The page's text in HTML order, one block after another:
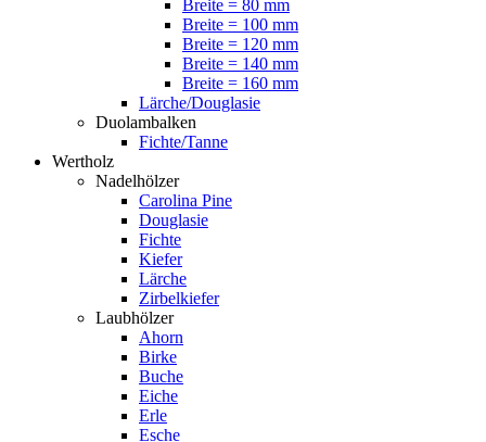
Breite = 80 mm
Breite = 100 mm
Breite = 120 mm
Breite = 140 mm
Breite = 160 mm
Lärche/Douglasie
Duolambalken
Fichte/Tanne
Wertholz
Nadelhölzer
Carolina Pine
Douglasie
Fichte
Kiefer
Lärche
Zirbelkiefer
Laubhölzer
Ahorn
Birke
Buche
Eiche
Erle
Esche